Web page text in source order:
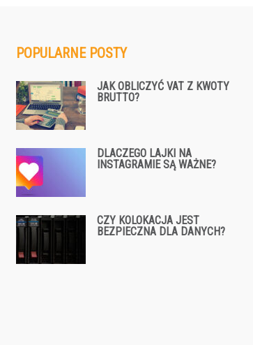
POPULARNE POSTY
JAK OBLICZYĆ VAT Z KWOTY
BRUTTO?
DLACZEGO LAJKI NA
INSTAGRAMIE SĄ WAŻNE?
CZY KOLOKACJA JEST
BEZPIECZNA DLA DANYCH?